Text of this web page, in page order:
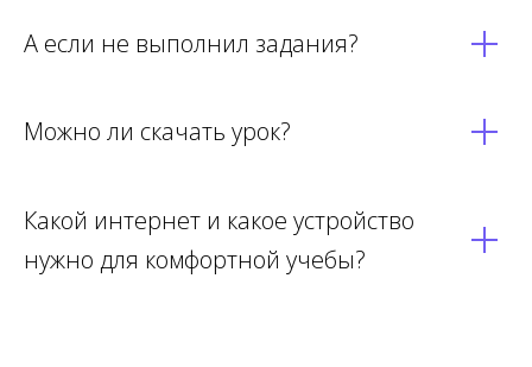
А если не выполнил задания?
Можно ли скачать урок?
Какой интернет и какое устройство
нужно для комфортной учебы?